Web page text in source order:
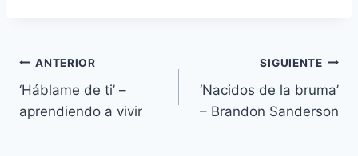
Navegación
de
ANTERIOR
‘Háblame de ti’ –
aprendiendo a vivir
SIGUIENTE
‘Nacidos de la bruma’
– Brandon Sanderson